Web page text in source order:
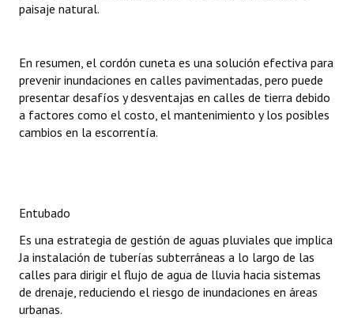
paisaje natural.
En resumen, el cordón cuneta es una solución efectiva para
prevenir inundaciones en calles pavimentadas, pero puede
presentar desafíos y desventajas en calles de tierra debido
a factores como el costo, el mantenimiento y los posibles
cambios en la escorrentía.
Entubado
Es una estrategia de gestión de aguas pluviales que implica
Ja instalación de tuberías subterráneas a lo largo de las
calles para dirigir el flujo de agua de lluvia hacia sistemas
de drenaje, reduciendo el riesgo de inundaciones en áreas
urbanas.